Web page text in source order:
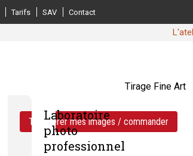
Tarifs SAV Contact
Tirage Fine Art
Transférer mes images / commander
Laboratoire
photo
professionnel